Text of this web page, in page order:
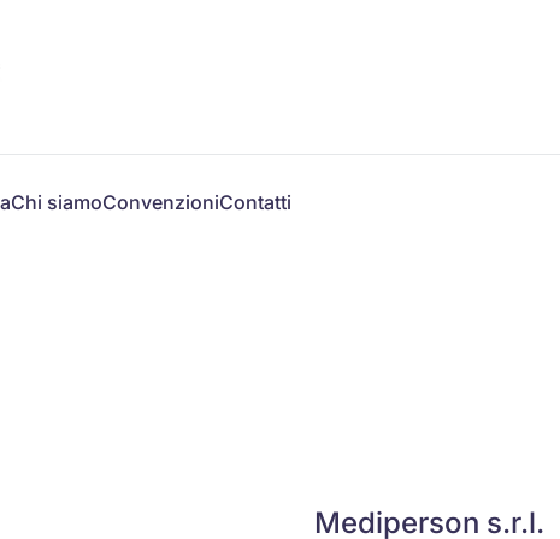
Chi siamoConvenzioniContatti
Mediperson s.r.l.